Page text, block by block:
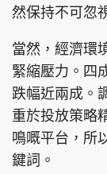
然保持不可忽
當然，經濟環
緊縮壓力。四
跌幅近兩成。
重於投放策略
鳴嘅平台，所
鍵詞。